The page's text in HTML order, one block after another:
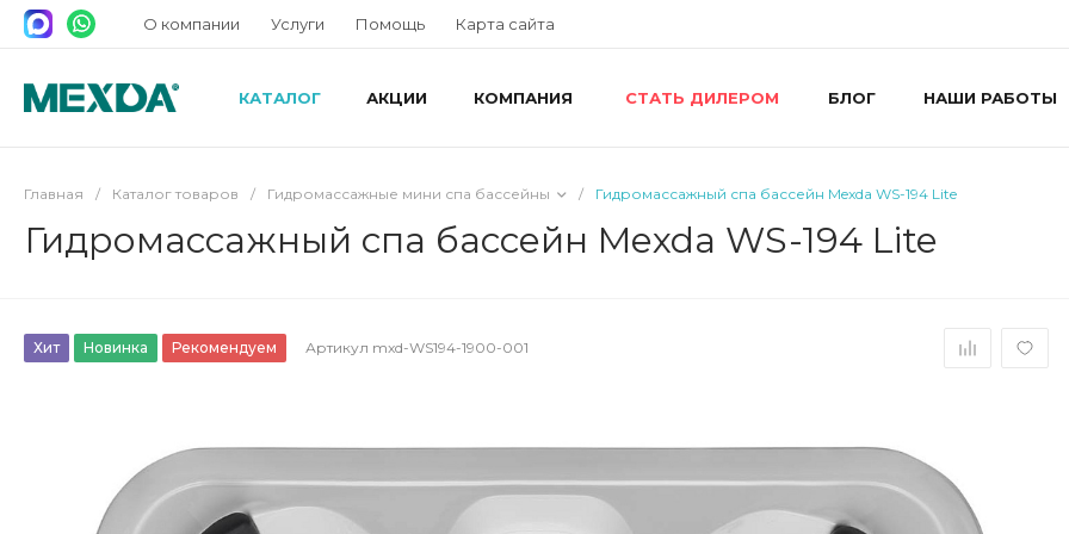
О компании Услуги Помощь Карта сайта
КАТАЛОГ АКЦИИ КОМПАНИЯ СТАТЬ ДИЛЕРОМ БЛОГ НАШИ РАБОТЫ
Главная / Каталог товаров / Гидромассажные мини спа бассейны / Гидромассажный спа бассейн Mexda WS-194 Lite
Гидромассажный спа бассейн Mexda WS-194 Lite
Хит Новинка Рекомендуем Артикул mxd-WS194-1900-001